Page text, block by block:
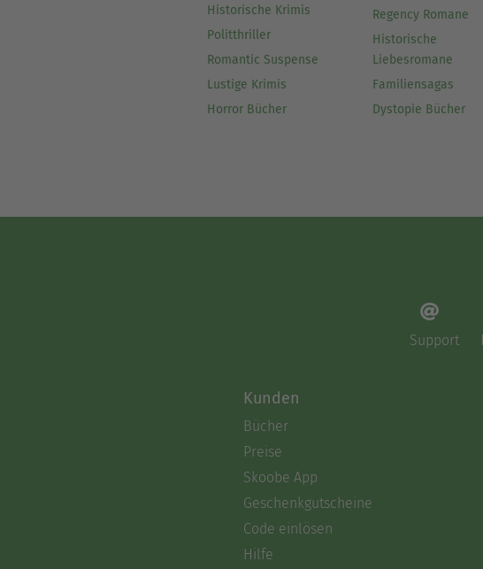
Historische Krimis
Politthriller
Romantic Suspense
Lustige Krimis
Horror Bücher
Regency Romane
Historische
Liebesromane
Familiensagas
Dystopie Bücher
Support
Kunden
Bücher
Preise
Skoobe App
Geschenkgutscheine
Code einlösen
Hilfe